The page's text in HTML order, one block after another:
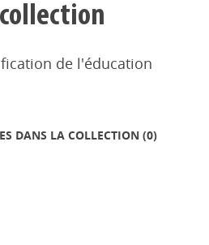
de l'éducation
DANS LA COLLECTION (0)
actu !